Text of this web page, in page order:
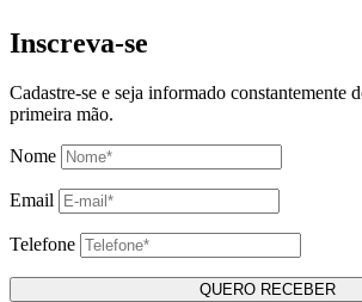
Inscreva-se
Cadastre-se e seja informado constantemente
primeira mão.
Nome
Email
Telefone